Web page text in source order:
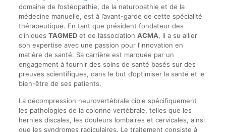
domaine de l’ostéopathie, de la naturopathie et de la
médecine manuelle, est à l’avant-garde de cette spécialité
thérapeutique. En tant que président fondateur des
cliniques TAGMEDet de l’association ACMA, il a su allier
son expertise avec une passion pour l’innovation en
matière de santé. Sa carrière est marquée par un
engagement à fournir des soins de santé basés sur des
preuves scientifiques, dans le but d’optimiser la santé et le
bien-être de ses patients.
La décompression neurovertébrale cible spécifiquement
les pathologies de la colonne vertébrale, telles que les
hernies discales, les douleurs lombaires et cervicales, ainsi
que les syndromes radiculaires. Le traitement consiste à